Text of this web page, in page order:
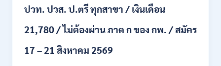
17700
–
71500
/
ต้อง
ปวท. ปวส. ป.ตรี ทุกสาขา / เงินเดือน
21,780 / ไม่ต้องผ่าน ภาต ก ของ กพ. / สมัคร
17 – 21 สิงหาคม 2569